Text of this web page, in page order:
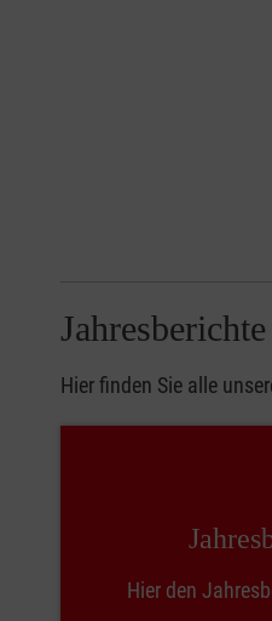
Jahresberichte
Hier finden Sie alle
Hier den